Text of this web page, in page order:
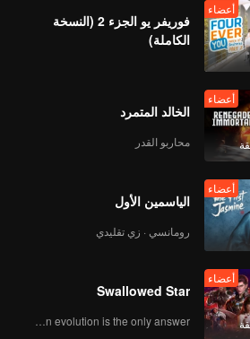
أعضاء
فوريفر يو الجزء 2 (النسخة
الكاملة)
أعضاء
الخالد المتمرد
محاربو القدر
أعضاء
الياسمين الأول
رومانسي · زي تقليدي
أعضاء
Swallowed Star
Human evolution is the only answer.